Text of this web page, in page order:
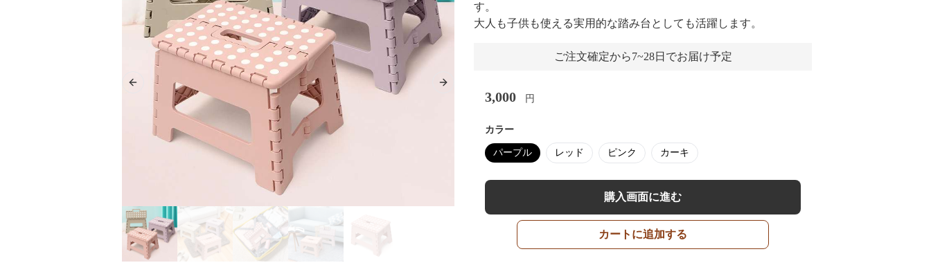
Previous slide Next slide
す。
大人も子供も使える実用的な踏み台としても活躍します。
ご注文確定から7~28日でお届け予定
3,000 円
カラー
パープル レッド ピンク カーキ
購入画面に進む
カートに追加する